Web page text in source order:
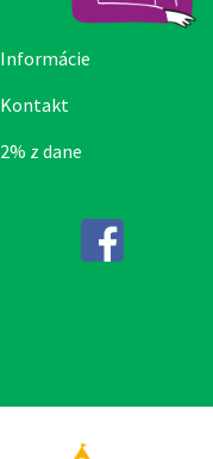
Informácie
Kontakt
2% z dane